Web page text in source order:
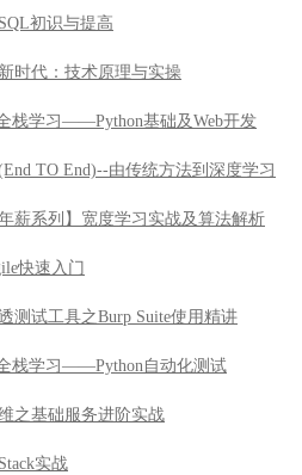
初识与提高
时代：技术原理与实操
全栈学习——Python基础及Web开发
TO End)--由传统方法到深度学习
薪系列】宽度学习实战及算法解析
快速入门
测试工具之Burp Suite使用精讲
全栈学习——Python自动化测试
之基础服务进阶实战
实战